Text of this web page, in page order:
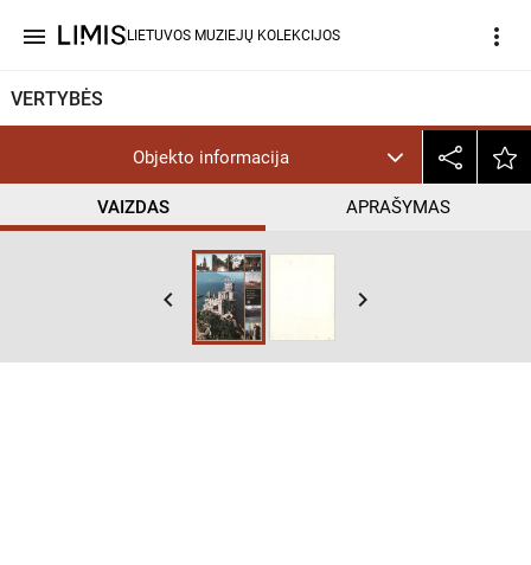
menu LIETUVOS MUZIEJŲ KOLEKCIJOS more_vert
VERTYBĖS
Objekto informacija
VAIZDAS APRAŠYMAS
keyboard_arrow_left keyboard_arrow_right